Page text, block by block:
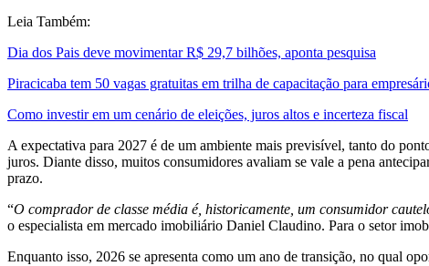
Leia Também:
Dia dos Pais deve movimentar R$ 29,7 bilhões, aponta pesquisa
Piracicaba tem 50 vagas gratuitas em trilha de capacitação para
Como investir em um cenário de eleições, juros altos e incerteza fiscal
A expectativa para 2027 é de um ambiente mais previsível, tanto do
juros. Diante disso, muitos consumidores avaliam se vale a pena
prazo.
“O comprador de classe média é, historicamente, um consumidor
o especialista em mercado imobiliário Daniel Claudino. Para o setor
Enquanto isso, 2026 se apresenta como um ano de transição, no qual